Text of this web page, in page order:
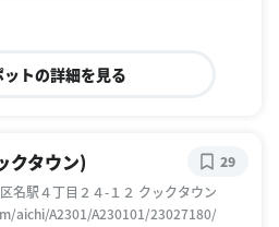
ットの詳細を見る
クタウン)
名駅４丁目２４-１２ クックタウン
aichi/A2301/A230101/23027180/
29